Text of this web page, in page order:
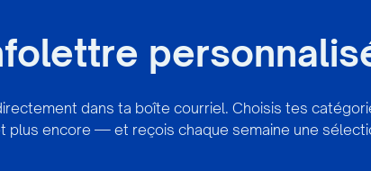
dans ta boîte courriel. Choisis tes
encore — et reçois chaque semaine une